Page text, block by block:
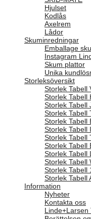
Hjulset
Kodlås
Axelrem
Lådor
Skuminredningar
Emballage
Instagram
Skum plattor
Unika
Storleksöversikt
Storlek Tabell
Storlek Tabell
Storlek Tabell
Storlek Tabell
Storlek Tabell
Storlek Tabell
Storlek Tabell
Storlek Tabell
Storlek Tabell
Storlek Tabell
Storlek Tabell
Storlek Tabell
Information
Nyheter
Kontakta oss
Linde+Larsen